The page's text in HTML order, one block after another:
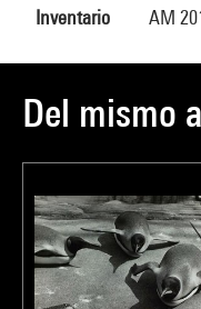
Inventario AM
Del mismo